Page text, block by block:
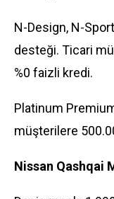
N-Design, N-
desteği. Ticari
%0 faizli kredi.
Platinum
müşterilere
Nissan Qashqai